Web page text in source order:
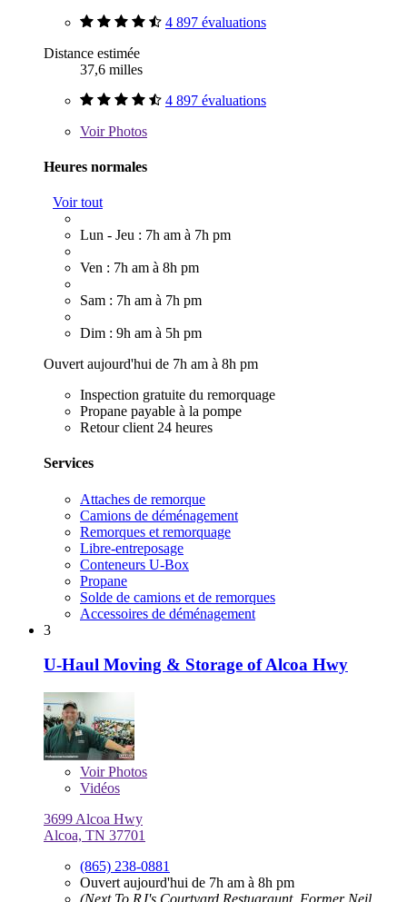
4 897 évaluations
Distance estimée
37,6 milles
4 897 évaluations
VoirPhotos
Heures normales
Voir tout
Lun - Jeu : 7h am à 7h pm
Ven : 7h am à 8h pm
Sam : 7h am à 7h pm
Dim : 9h am à 5h pm
Ouvert aujourd'hui de 7h am à 8h pm
Inspection gratuite du remorquage
Propane payable à la pompe
Retour client 24 heures
Services
Attaches de remorque
Camions de déménagement
Remorques et remorquage
Libre-entreposage
Conteneurs U-Box
Propane
Solde de camions et de remorques
Accessoires de déménagement
3
U-Haul Moving & Storage of Alcoa Hwy
VoirPhotos
Vidéos
3699 Alcoa Hwy
Alcoa, TN 37701
(865) 238-0881
Ouvert aujourd'hui de 7h am à 8h pm
(Next To RJ's Courtyard Restuaraunt, Former Neil